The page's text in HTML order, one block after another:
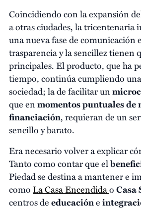
Coincidiendo con la expansión
a otras ciudades, la tricentenaria
una nueva fase de comunicación
trasparencia y la sencillez tienen
principales. El producto, que ha
tiempo, continúa cumpliendo
sociedad; la de facilitar un
que enmomentos puntuales de
financiación, requieran de un
sencillo y barato.
Era necesario volver a explicar
Tanto como contar que el
Piedad se destina a mantener e
como La Casa EncendidaoCasa
centros deeducacióne